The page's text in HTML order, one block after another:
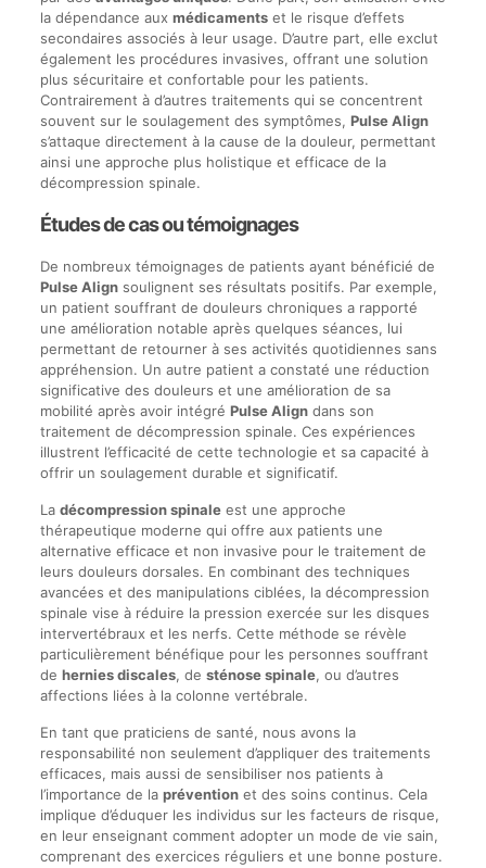
la dépendance aux médicamentset le risque d’effets
secondaires associés à leur usage. D’autre part, elle exclut
également les procédures invasives, offrant une solution
plus sécuritaire et confortable pour les patients.
Contrairement à d’autres traitements qui se concentrent
souvent sur le soulagement des symptômes, Pulse Align
s’attaque directement à la cause de la douleur, permettant
ainsi une approche plus holistique et efficace de la
décompression spinale.
Études de cas ou témoignages
De nombreux témoignages de patients ayant bénéficié de
Pulse Alignsoulignent ses résultats positifs. Par exemple,
un patient souffrant de douleurs chroniques a rapporté
une amélioration notable après quelques séances, lui
permettant de retourner à ses activités quotidiennes sans
appréhension. Un autre patient a constaté une réduction
significative des douleurs et une amélioration de sa
mobilité après avoir intégré Pulse Aligndans son
traitement de décompression spinale. Ces expériences
illustrent l’efficacité de cette technologie et sa capacité à
offrir un soulagement durable et significatif.
La décompression spinaleest une approche
thérapeutique moderne qui offre aux patients une
alternative efficace et non invasive pour le traitement de
leurs douleurs dorsales. En combinant des techniques
avancées et des manipulations ciblées, la décompression
spinale vise à réduire la pression exercée sur les disques
intervertébraux et les nerfs. Cette méthode se révèle
particulièrement bénéfique pour les personnes souffrant
de hernies discales, de sténose spinale, ou d’autres
affections liées à la colonne vertébrale.
En tant que praticiens de santé, nous avons la
responsabilité non seulement d’appliquer des traitements
efficaces, mais aussi de sensibiliser nos patients à
l’importance de la préventionet des soins continus. Cela
implique d’éduquer les individus sur les facteurs de risque,
en leur enseignant comment adopter un mode de vie sain,
comprenant des exercices réguliers et une bonne posture.